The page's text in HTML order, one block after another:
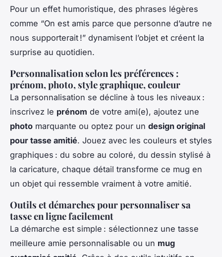
Pour un effet humoristique, des phrases légères
comme “On est amis parce que personne d’autre ne
nous supporterait !” dynamisent l’objet et créent la
surprise au quotidien.
Personnalisation selon les préférences :
prénom, photo, style graphique, couleur
La personnalisation se décline à tous les niveaux :
inscrivez le prénom de votre ami(e), ajoutez une
photo marquante ou optez pour un design original
pour tasse amitié. Jouez avec les couleurs et styles
graphiques : du sobre au coloré, du dessin stylisé à
la caricature, chaque détail transforme ce mug en
un objet qui ressemble vraiment à votre amitié.
Outils et démarches pour personnaliser sa
tasse en ligne facilement
La démarche est simple : sélectionnez une tasse
meilleure amie personnalisable ou un mug